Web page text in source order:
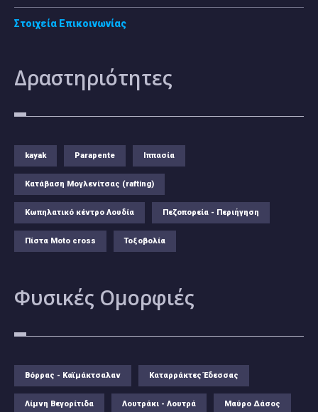
Στοιχεία Επικοινωνίας
Δραστηριότητες
kayak Parapente Ιππασία
Κατάβαση Μογλενίτσας (rafting)
Κωπηλατικό κέντρο Λουδία Πεζοπορεία - Περιήγηση
Πίστα Moto cross Τοξοβολία
Φυσικές Ομορφιές
Βόρρας - Καϊμάκτσαλαν Καταρράκτες Έδεσσας
Λίμνη Βεγορίτιδα Λουτράκι - Λουτρά Μαύρο Δάσος